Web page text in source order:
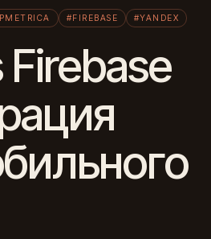
#FIREBASE #YANDEX